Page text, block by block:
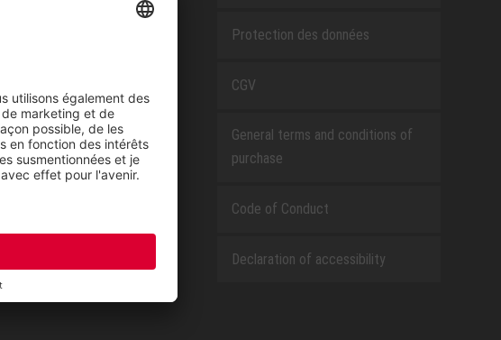
Protection des données
CGV
General terms and conditions of
purchase
Code of Conduct
Declaration of accessibility